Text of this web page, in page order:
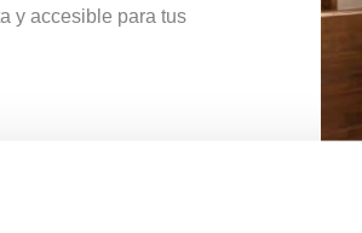
y accesible para tus